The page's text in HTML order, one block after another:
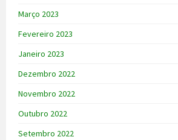
Março 2023
Fevereiro 2023
Janeiro 2023
Dezembro 2022
Novembro 2022
Outubro 2022
Setembro 2022